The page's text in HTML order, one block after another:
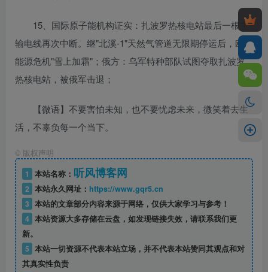
15、国际原子能机构证实：扎波罗热核电站最后一根主
输电线再次中断。继"北溪-1"天然气管道无限期停运后，欧洲
能源危机"雪上加霜"；俄方：乌军特种部队试图夺取扎波罗
热核电站，被俄军击退；
【微语】不要害怕未知，也不要忧虑未来，微笑着去生
活，不辜负每一个当下。
© 版权声明
1
本站名称： 听风博客网
2 本站永久网址： https://www.gqr5.cn
3 本站的文章部分内容来源于网络，仅供大家学习与参考！
4 本站资源大多存储在云盘，如发现链接失效，请联系我们更
新。
5 本站一切资源不代表本站立场，并不代表本站赞同其观点和对
其真实性负责